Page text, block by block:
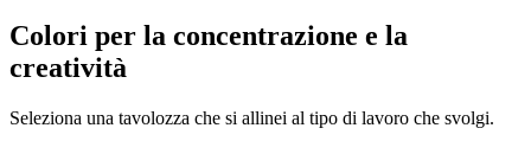
Colori per la concentrazione e la
creatività
Seleziona una tavolozza che si allinei al tipo di lavoro che svolgi.